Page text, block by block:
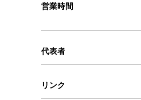
営業時間
代表者
リンク